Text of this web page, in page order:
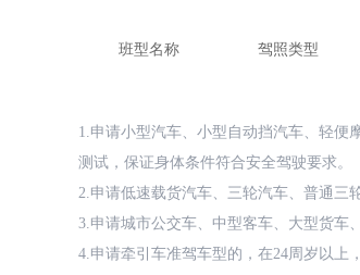
班型名称 驾照类型
1.申请小型汽车、小型自动挡汽车、轻便
测试，保证身体条件符合安全驾驶要求。
2.申请低速载货汽车、三轮汽车、普通三
3.申请城市公交车、中型客车、大型货车
4.申请牵引车准驾车型的，在24周岁以上